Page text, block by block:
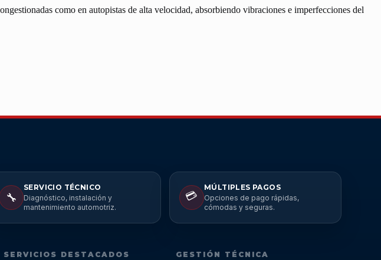
como en autopistas de alta velocidad, absorbiendo vibraciones e imperfecciones del
🔧
SERVICIO TÉCNICO
Diagnóstico, instalación y
mantenimiento automotriz.
💳
MÚLTIPLES PAGOS
Opciones de pago rápidas,
cómodas y seguras.
SERVICIOS DESTACADOS GESTIÓN TÉCNICA